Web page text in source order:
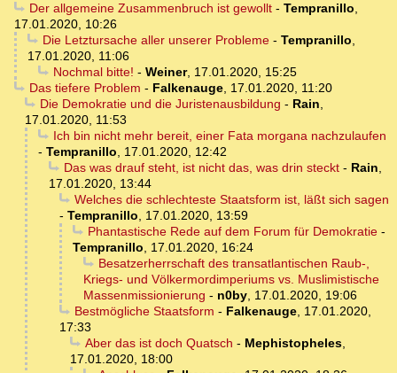
Der allgemeine Zusammenbruch ist gewollt- Tempranillo,
17.01.2020, 10:26
Die Letztursache aller unserer Probleme- Tempranillo,
17.01.2020, 11:06
Nochmal bitte! - Weiner, 17.01.2020, 15:25
Das tiefere Problem - Falkenauge, 17.01.2020, 11:20
Die Demokratie und die Juristenausbildung - Rain,
17.01.2020, 11:53
Ich bin nicht mehr bereit, einer Fata morgana nachzulaufen
- Tempranillo, 17.01.2020, 12:42
Das was drauf steht, ist nicht das, was drin steckt- Rain,
17.01.2020, 13:44
Welches die schlechteste Staatsform ist, läßt sich sagen
- Tempranillo, 17.01.2020, 13:59
Phantastische Rede auf dem Forum für Demokratie-
Tempranillo, 17.01.2020, 16:24
Besatzerherrschaft des transatlantischen Raub-,
Kriegs- und Völkermordimperiums vs. Muslimistische
Massenmissionierung - n0by, 17.01.2020, 19:06
Bestmögliche Staatsform - Falkenauge, 17.01.2020,
17:33
Aber das ist doch Quatsch - Mephistopheles,
17.01.2020, 18:00